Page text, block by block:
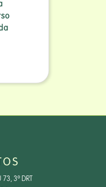
3º DRT